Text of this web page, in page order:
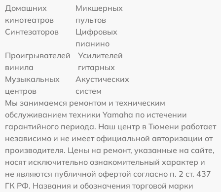
Домашних
кинотеатров
Микшерных
пультов
Синтезаторов
Цифровых
пианино
Проигрывателей
винила
Усилителей
гитарных
Музыкальных
центров
Акустических
систем
Мы занимаемся ремонтом и техническим
обслуживанием техники Yamaha по истечении
гарантийного периода. Наш центр в Тюмени работает
независимо и не имеет официальной авторизации от
производителя. Цены на ремонт, указанные на сайте,
носят исключительно ознакомительный характер и
не являются публичной офертой согласно п. 2 ст. 437
ГК РФ. Названия и обозначения торговой марки